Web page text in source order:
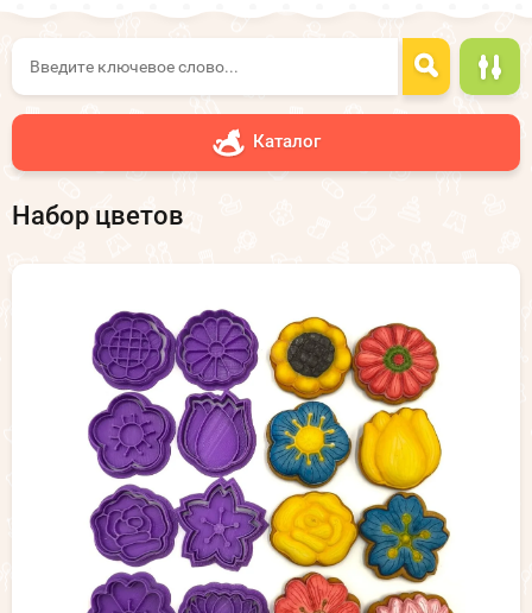
Каталог
Набор цветов